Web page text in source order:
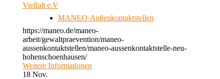
Vielfalt e.V
MANEO-Außenkontaktstellen
https://maneo.de/maneo-
arbeit/gewaltpraevention/maneo-
aussenkontaktstellen/maneo-aussenkontaktstelle-neu-
hohenschoenhausen/
Weitere Informationen
18 Nov.